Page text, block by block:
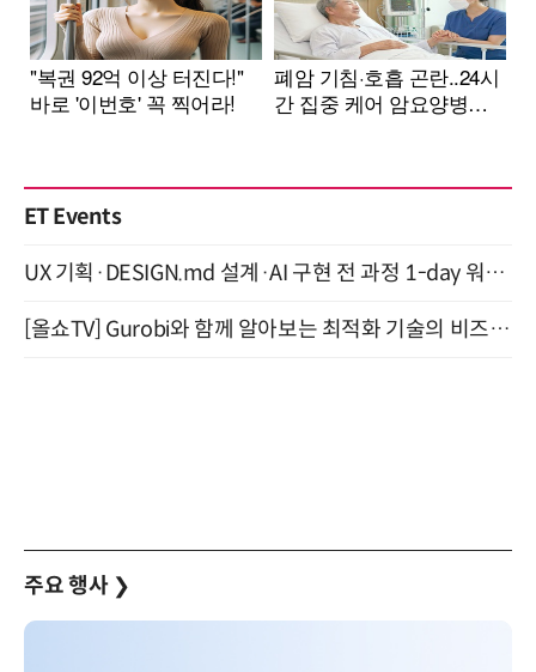
ET Events
UX 기획·DESIGN.md 설계·AI 구현 전 과정 1-day 워크숍 with Claude Code·Codex 9월 15일 개최
[올쇼TV] Gurobi와 함께 알아보는 최적화 기술의 비즈니스 활용 (8월 20일 생방송)
주요 행사 ❯